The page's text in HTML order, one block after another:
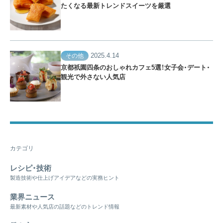
たくなる最新トレンドスイーツを厳選
その他
2025.4.14
京都祇園四条のおしゃれカフェ5選！女子会・デート・
観光で外さない人気店
カテゴリ
レシピ・技術
製造技術や仕上げアイデアなどの実務ヒント
業界ニュース
最新素材や人気店の話題などのトレンド情報